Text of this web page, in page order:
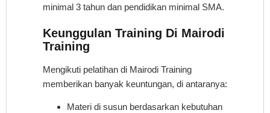
minimal 3 tahun dan pendidikan minimal SMA.
Keunggulan Training Di Mairodi
Training
Mengikuti pelatihan di Mairodi Training
memberikan banyak keuntungan, di antaranya:
Materi di susun berdasarkan kebutuhan